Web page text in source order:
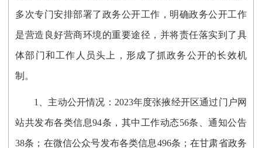
多次专门安排部署了政务公开工作，明确政务公开工作
是营造良好营商环境的重要途径，并将责任落实到了具
体部门和工作人员头上，形成了抓政务公开的长效机
制。
1、主动公开情况： 2023年度张掖经开区通过门户网
站共发布各类信息94条，其中工作动态56条、通知公告
38条；在微信公众号发布各类信息496条 ；在甘肃省政务